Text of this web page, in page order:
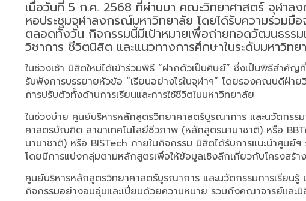
เมื่อวันที่ 5 ก.ค. 2568 ที่ผ่านมา คณะวิทยาศาสตร์ จุฬา
หอประชุมจุฬาลงกรณ์มหาวิทยาลัย โดยได้รับความร่วมมื
ตลอดทั้งวัน กิจกรรมนี้มีเป้าหมายเพื่อถ่ายทอดวัฒนธรร
วิชาการ ชีวิตนิสิต และแนวทางการศึกษาในระดับมหาวิท
ในช่วงเช้า นิสิตใหม่ได้เข้าร่วมพิธี “ฝากตัวเป็นศิษย์” ซึ่งเป็นพิธีสำ
รับฟังการบรรยายหัวข้อ “เรียนอย่างไรในจุฬาฯ” โดยรองคณบดีฝ่า
การปรับตัวทั้งด้านการเรียนและการใช้ชีวิตในมหาวิทยาลัย
ในช่วงบ่าย ศูนย์บริหารหลักสูตรวิทยาศาสตร์บูรณาการ และนวัตกร
ศาสตรบัณฑิต สาขาเทคโนโลยีชีวภาพ (หลักสูตรนานาชาติ) หรือ
นานาชาติ) หรือ BISTech ภายในกิจกรรม นิสิตได้รับการแนะนำศูน
โดยมีการแบ่งกลุ่มตามหลักสูตรเพื่อให้ข้อมูลเชิงลึกเกี่ยวกับโครงสร้
ศูนย์บริหารหลักสูตรวิทยาศาสตร์บูรณาการ และนวัตกรรมการเรียน
กิจกรรมอย่างอบอุ่นและเปี่ยมด้วยความหมาย รวมถึงคณาจารย์และ